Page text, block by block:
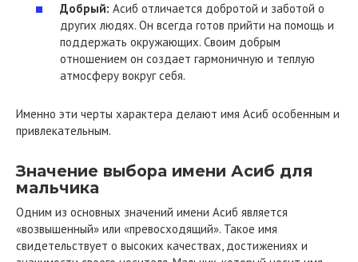
Добрый: Асиб отличается добротой и заботой о
других людях. Он всегда готов прийти на помощь и
поддержать окружающих. Своим добрым
отношением он создает гармоничную и теплую
атмосферу вокруг себя.
Именно эти черты характера делают имя Асиб особенным и
привлекательным.
Значение выбора имени Асиб для
мальчика
Одним из основных значений имени Асиб является
«возвышенный» или «превосходящий». Такое имя
свидетельствует о высоких качествах, достижениях и